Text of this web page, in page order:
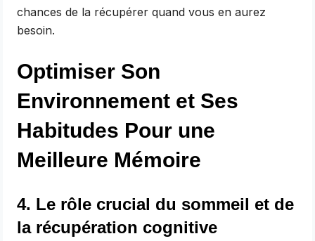
chances de la récupérer quand vous en aurez
besoin.
Optimiser Son
Environnement et Ses
Habitudes Pour une
Meilleure Mémoire
4. Le rôle crucial du sommeil et de
la récupération cognitive